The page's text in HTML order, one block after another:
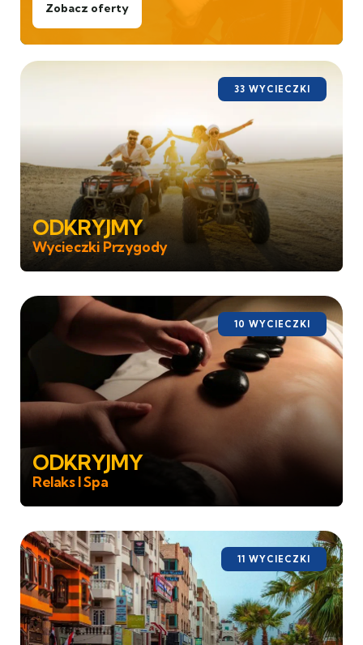
Zobacz oferty
33 WYCIECZKI
ODKRYJMY
Wycieczki Przygody
10 WYCIECZKI
ODKRYJMY
Relaks I Spa
11 WYCIECZKI